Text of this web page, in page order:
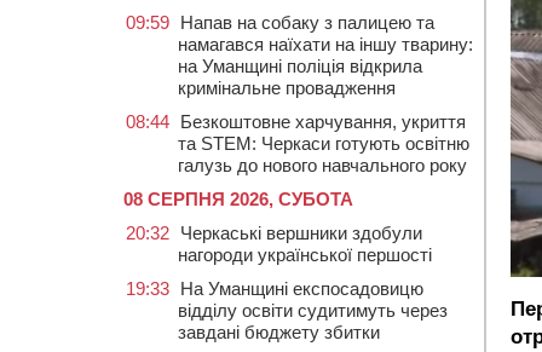
09:59 Напав на собаку з палицею та
намагався наїхати на іншу тварину:
на Уманщині поліція відкрила
кримінальне провадження
08:44 Безкоштовне харчування, укриття
та STEM: Черкаси готують освітню
галузь до нового навчального року
08 СЕРПНЯ 2026, СУБОТА
20:32 Черкаські вершники здобули
нагороди української першості
19:33 На Уманщині експосадовицю
відділу освіти судитимуть через
завдані бюджету збитки